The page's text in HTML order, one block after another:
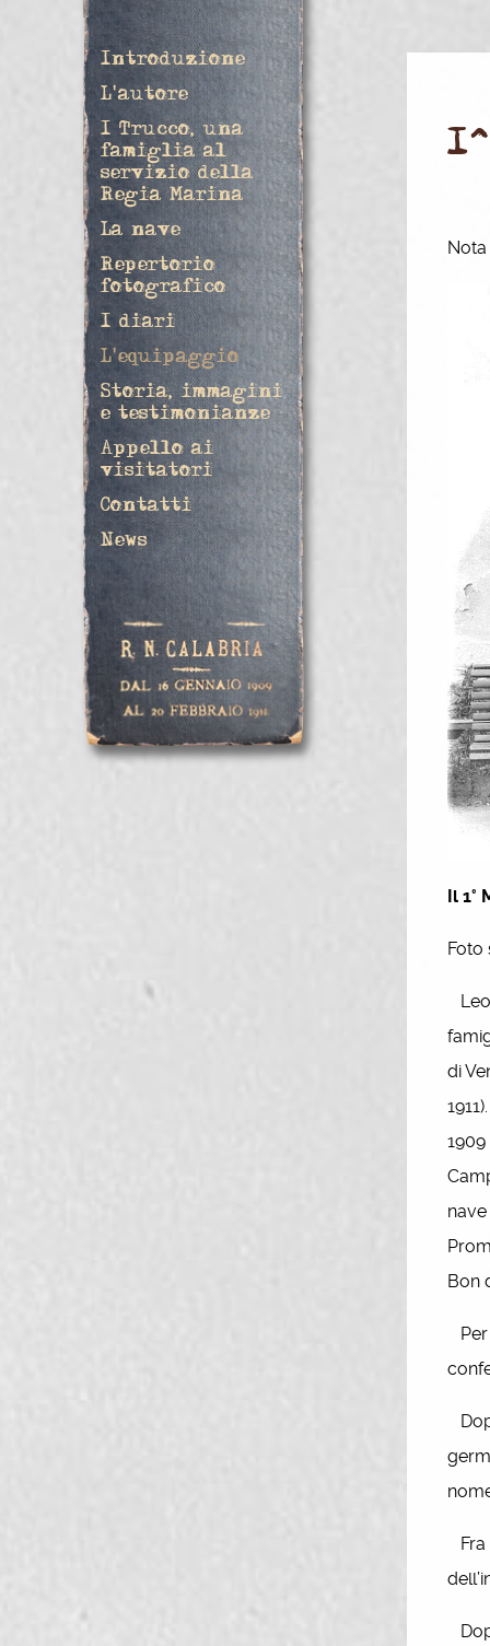
Introduzione
L'autore
I Trucco, una
famiglia al
servizio della
Regia Marina
La nave
Repertorio
fotografico
I diari
L'equipaggio
Storia, immagini
e testimonianze
Appello ai
visitatori
Contatti
News
Il
Foto
di
Bon
Per
Fra